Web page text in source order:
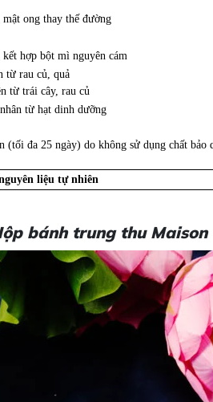
ong thay thế đường
hợp bột mì nguyên cám
từ rau củ, quả
từ trái cây, rau củ
từ hạt dinh dưỡng
(tối đa 25 ngày) do không sử dụng chất bảo
liệu tự nhiên
bánh trung thu